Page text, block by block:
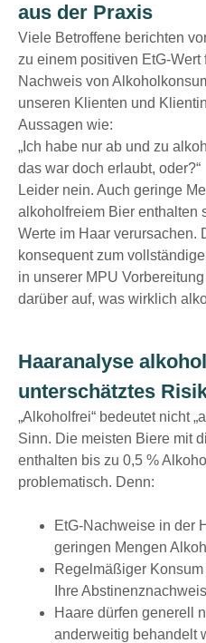
aus der Praxis
Viele Betroffene berichten
zu einem positiven EtG-
Nachweis von
unseren Klienten und
Aussagen wie:
„Ich habe nur ab und zu
das war doch erlaubt, oder?“
Leider nein. Auch geringe
alkoholfreiem Bier enthalten
Werte im Haar verursachen.
konsequent zum
in unserer MPU Vorbereitung
darüber auf, was wirklich
Haaranalyse
unterschätztes
„Alkoholfrei“ bedeutet nicht
Sinn. Die meisten Biere mit
enthalten bis zu 0,5 %
problematisch. Denn:
EtG-Nachweise in der
geringen Mengen
Regelmäßiger
Ihre
Haare dürfen generell
anderweitig behandelt